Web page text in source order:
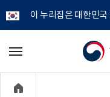
이 누리집은 대한민
개
메
기